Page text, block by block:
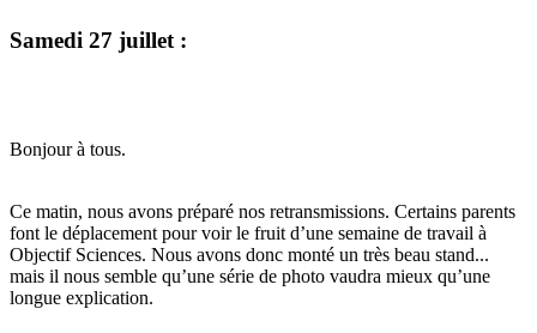
Samedi 27 juillet :
Bonjour à tous.
Ce matin, nous avons préparé nos retransmissions. Certains parents
font le déplacement pour voir le fruit d’une semaine de travail à
Objectif Sciences. Nous avons donc monté un très beau stand...
mais il nous semble qu’une série de photo vaudra mieux qu’une
longue explication.